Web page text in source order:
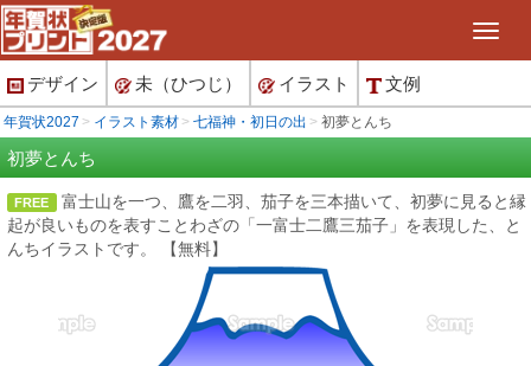
デザイン 未（ひつじ） イラスト 文例
年賀状2027 イラスト素材 七福神・初日の出 初夢とんち
初夢とんち
FREE 富士山を一つ、鷹を二羽、茄子を三本描いて、初夢に見ると縁
起が良いものを表すことわざの「一富士二鷹三茄子」を表現した、と
んちイラストです。 【無料】